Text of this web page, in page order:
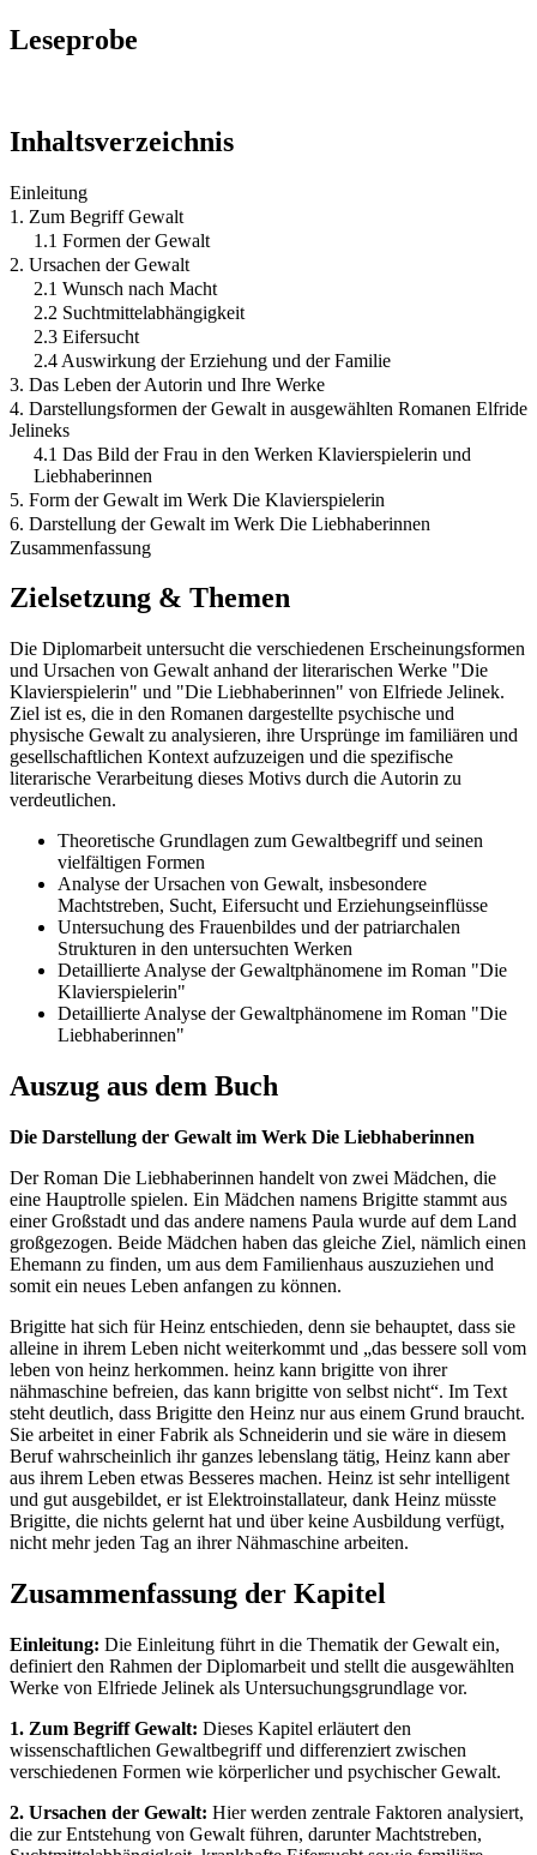
Leseprobe
Inhaltsverzeichnis
Einleitung
1. Zum Begriff Gewalt
1.1 Formen der Gewalt
2. Ursachen der Gewalt
2.1 Wunsch nach Macht
2.2 Suchtmittelabhängigkeit
2.3 Eifersucht
2.4 Auswirkung der Erziehung und der Familie
3. Das Leben der Autorin und Ihre Werke
4. Darstellungsformen der Gewalt in ausgewählten Romanen Elfride
Jelineks
4.1 Das Bild der Frau in den Werken Klavierspielerin und
Liebhaberinnen
5. Form der Gewalt im Werk Die Klavierspielerin
6. Darstellung der Gewalt im Werk Die Liebhaberinnen
Zusammenfassung
Zielsetzung & Themen
Die Diplomarbeit untersucht die verschiedenen Erscheinungsformen
und Ursachen von Gewalt anhand der literarischen Werke "Die
Klavierspielerin" und "Die Liebhaberinnen" von Elfriede Jelinek.
Ziel ist es, die in den Romanen dargestellte psychische und
physische Gewalt zu analysieren, ihre Ursprünge im familiären und
gesellschaftlichen Kontext aufzuzeigen und die spezifische
literarische Verarbeitung dieses Motivs durch die Autorin zu
verdeutlichen.
Theoretische Grundlagen zum Gewaltbegriff und seinen
vielfältigen Formen
Analyse der Ursachen von Gewalt, insbesondere
Machtstreben, Sucht, Eifersucht und Erziehungseinflüsse
Untersuchung des Frauenbildes und der patriarchalen
Strukturen in den untersuchten Werken
Detaillierte Analyse der Gewaltphänomene im Roman "Die
Klavierspielerin"
Detaillierte Analyse der Gewaltphänomene im Roman "Die
Liebhaberinnen"
Auszug aus dem Buch
Die Darstellung der Gewalt im Werk Die Liebhaberinnen
Der Roman Die Liebhaberinnen handelt von zwei Mädchen, die
eine Hauptrolle spielen. Ein Mädchen namens Brigitte stammt aus
einer Großstadt und das andere namens Paula wurde auf dem Land
großgezogen. Beide Mädchen haben das gleiche Ziel, nämlich einen
Ehemann zu finden, um aus dem Familienhaus auszuziehen und
somit ein neues Leben anfangen zu können.
Brigitte hat sich für Heinz entschieden, denn sie behauptet, dass sie
alleine in ihrem Leben nicht weiterkommt und „das bessere soll vom
leben von heinz herkommen. heinz kann brigitte von ihrer
nähmaschine befreien, das kann brigitte von selbst nicht“. Im Text
steht deutlich, dass Brigitte den Heinz nur aus einem Grund braucht.
Sie arbeitet in einer Fabrik als Schneiderin und sie wäre in diesem
Beruf wahrscheinlich ihr ganzes lebenslang tätig, Heinz kann aber
aus ihrem Leben etwas Besseres machen. Heinz ist sehr intelligent
und gut ausgebildet, er ist Elektroinstallateur, dank Heinz müsste
Brigitte, die nichts gelernt hat und über keine Ausbildung verfügt,
nicht mehr jeden Tag an ihrer Nähmaschine arbeiten.
Zusammenfassung der Kapitel
Einleitung: Die Einleitung führt in die Thematik der Gewalt ein,
definiert den Rahmen der Diplomarbeit und stellt die ausgewählten
Werke von Elfriede Jelinek als Untersuchungsgrundlage vor.
1. Zum Begriff Gewalt: Dieses Kapitel erläutert den
wissenschaftlichen Gewaltbegriff und differenziert zwischen
verschiedenen Formen wie körperlicher und psychischer Gewalt.
2. Ursachen der Gewalt: Hier werden zentrale Faktoren analysiert,
die zur Entstehung von Gewalt führen, darunter Machtstreben,